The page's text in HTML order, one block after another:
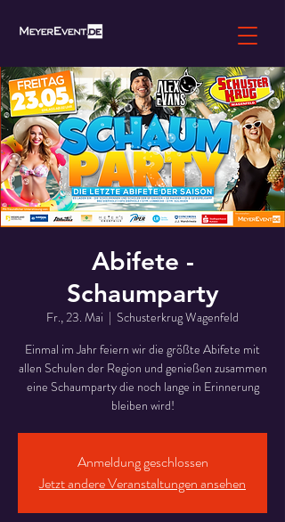
Abifete -
Schaumparty
Fr., 23. Mai
  |
Schusterkrug Wagenfeld
Einmal im Jahr feiern wir die größte Abifete mit
allen Schulen der Region und genießen zusammen
eine Schaumparty die noch lange in Erinnerung
bleiben wird!
Anmeldung geschlossen
Jetzt andere Veranstaltungen ansehen